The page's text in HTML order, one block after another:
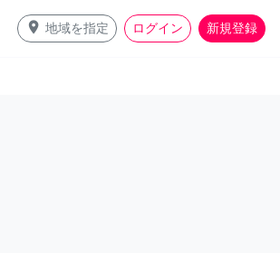
place 地域を指定 ログイン 新規登録